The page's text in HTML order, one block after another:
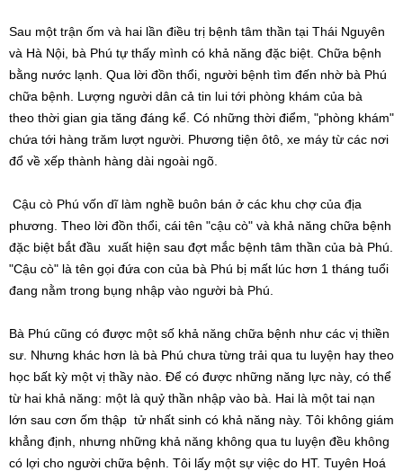
Sau một trận ốm và hai lần điều trị bệnh tâm thần tại Thái Nguyên
và Hà Nội, bà Phú tự thấy mình có khả năng đặc biệt. Chữa bệnh
bằng nước lạnh. Qua lời đồn thổi, người bệnh tìm đến nhờ bà Phú
chữa bệnh. Lượng người dân cả tin lui tới phòng khám của bà
theo thời gian gia tăng đáng kể. Có những thời điểm, "phòng khám"
chứa tới hàng trăm lượt người. Phương tiện ôtô, xe máy từ các nơi
đổ về xếp thành hàng dài ngoài ngõ.
Cậu cò Phú vốn dĩ làm nghề buôn bán ở các khu chợ của địa
phương. Theo lời đồn thổi, cái tên "cậu cò" và khả năng chữa bệnh
đặc biệt bắt đầu xuất hiện sau đợt mắc bệnh tâm thần của bà Phú.
"Cậu cò" là tên gọi đứa con của bà Phú bị mất lúc hơn 1 tháng tuổi
đang nằm trong bụng nhập vào người bà Phú.
Bà Phú cũng có được một số khả năng chữa bệnh như các vị thiền
sư. Nhưng khác hơn là bà Phú chưa từng trải qua tu luyện hay theo
học bất kỳ một vị thầy nào. Để có được những năng lực này, có thể
từ hai khả năng: một là quỷ thần nhập vào bà. Hai là một tai nạn
lớn sau cơn ốm thập tử nhất sinh có khả năng này. Tôi không giám
khẳng định, nhưng những khả năng không qua tu luyện đều không
có lợi cho người chữa bệnh. Tôi lấy một sự việc do HT. Tuyên Hoá